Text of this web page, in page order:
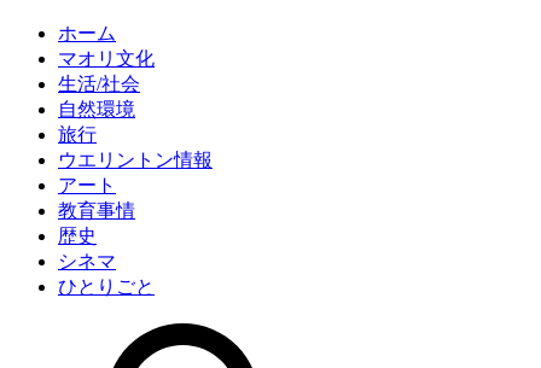
ホーム
マオリ文化
生活/社会
自然環境
旅行
ウエリントン情報
アート
教育事情
歴史
シネマ
ひとりごと